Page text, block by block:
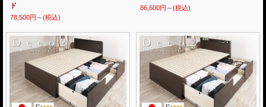
ド
78,500円～(税込)
86,600円～(税込)